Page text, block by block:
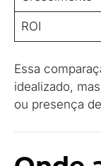
ROI
Essa
idealizado,
ou presença